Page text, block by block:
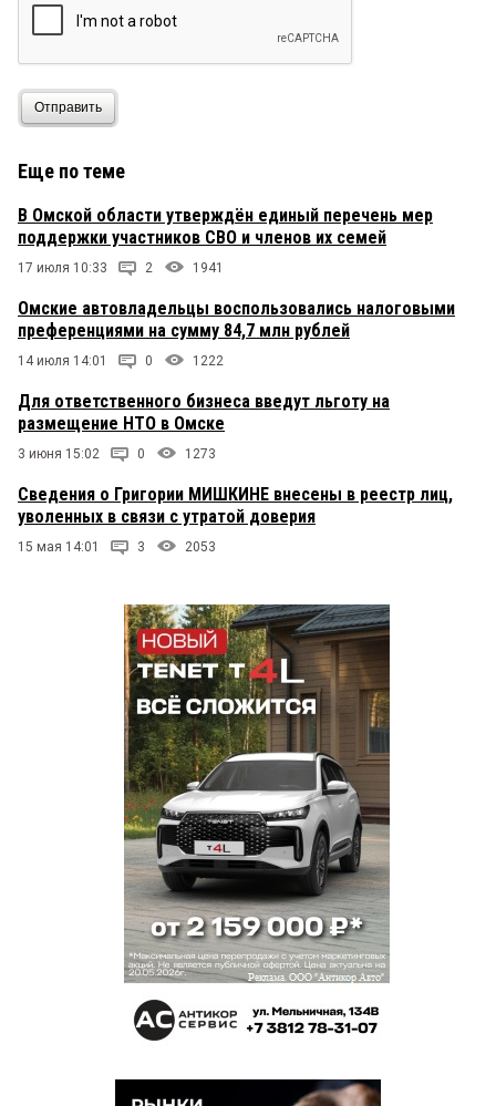
Отправить
Еще по теме
В Омской области утверждён единый перечень мер
поддержки участников СВО и членов их семей
17 июля 10:33 2 1941
Омские автовладельцы воспользовались налоговыми
преференциями на сумму 84,7 млн рублей
14 июля 14:01 0 1222
Для ответственного бизнеса введут льготу на
размещение НТО в Омске
3 июня 15:02 0 1273
Сведения о Григории МИШКИНЕ внесены в реестр лиц,
уволенных в связи с утратой доверия
15 мая 14:01 3 2053